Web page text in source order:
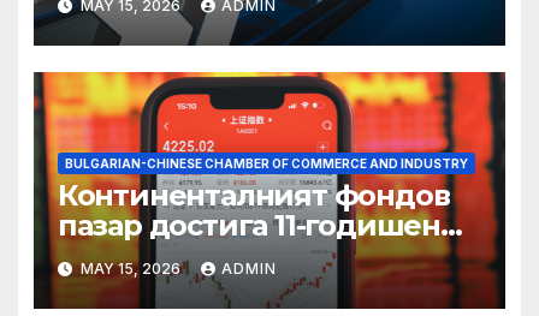
MAY 15, 2026 ADMIN
BULGARIAN-CHINESE CHAMBER OF COMMERCE AND INDUSTRY
Континенталният фондов
пазар достига 11-годишен
връх
MAY 15, 2026 ADMIN